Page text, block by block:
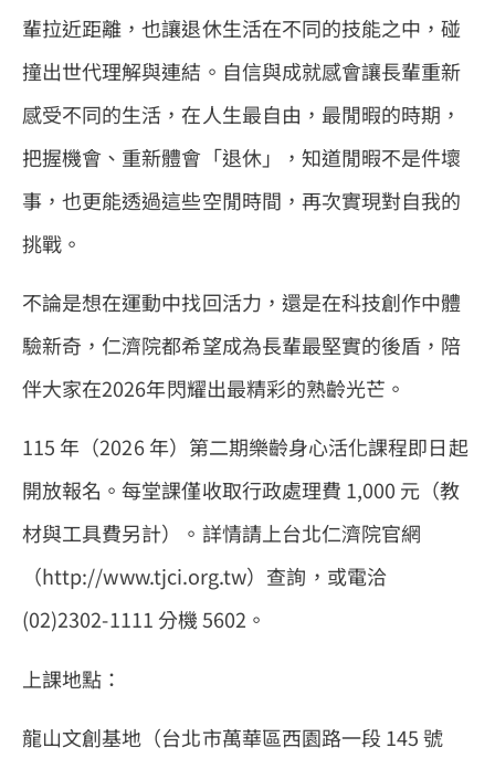
輩拉近距離，也讓退休生活在不同的技能之中，碰
撞出世代理解與連結。自信與成就感會讓長輩重新
感受不同的生活，在人生最自由，最閒暇的時期，
把握機會、重新體會「退休」，知道閒暇不是件壞
事，也更能透過這些空閒時間，再次實現對自我的
挑戰。
不論是想在運動中找回活力，還是在科技創作中體
驗新奇，仁濟院都希望成為長輩最堅實的後盾，陪
伴大家在2026年閃耀出最精彩的熟齡光芒。
115 年（2026 年）第二期樂齡身心活化課程即日起
開放報名。每堂課僅收取行政處理費 1,000 元（教
材與工具費另計）。詳情請上台北仁濟院官網
（http://www.tjci.org.tw）查詢，或電洽
(02)2302-1111 分機 5602。
上課地點：
龍山文創基地（台北市萬華區西園路一段 145 號